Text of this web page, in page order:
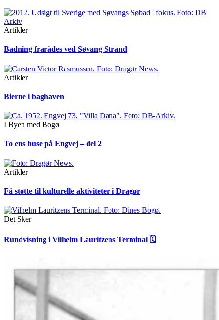
Artikler
Badning frarådes ved Søvang Strand
Artikler
Bierne i baghaven
I Byen med Bogø
To ens huse på Engvej – del 2
Artikler
Få støtte til kulturelle aktiviteter i Dragør
Det Sker
Rundvisning i Vilhelm Lauritzens Terminal 🗓